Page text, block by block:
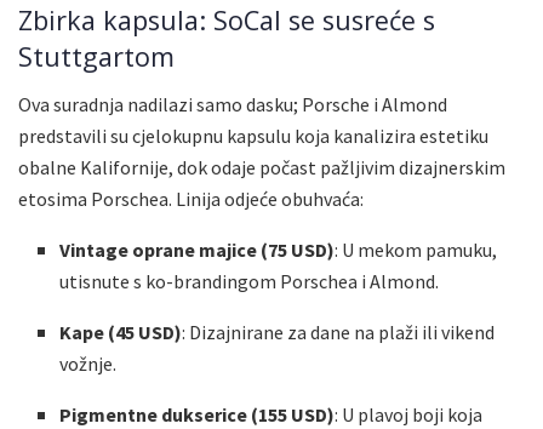
Zbirka kapsula: SoCal se susreće s
Stuttgartom
Ova suradnja nadilazi samo dasku; Porsche i Almond
predstavili su cjelokupnu kapsulu koja kanalizira estetiku
obalne Kalifornije, dok odaje počast pažljivim dizajnerskim
etosima Porschea. Linija odjeće obuhvaća:
Vintage oprane majice (75 USD): U mekom pamuku,
utisnute s ko-brandingom Porschea i Almond.
Kape (45 USD): Dizajnirane za dane na plaži ili vikend
vožnje.
Pigmentne dukserice (155 USD): U plavoj boji koja